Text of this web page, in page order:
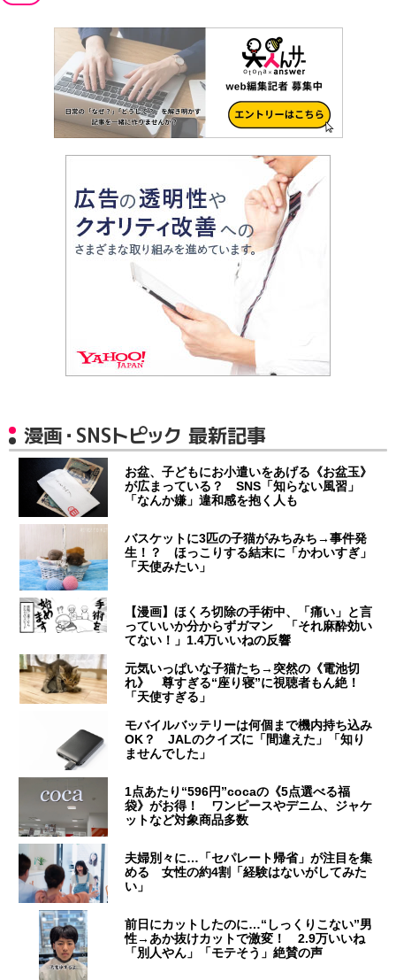
漫画・SNSトピック 最新記事
お盆、子どもにお小遣いをあげる《お盆玉》
が広まっている？ SNS「知らない風習」
「なんか嫌」違和感を抱く人も
バスケットに3匹の子猫がみちみち→事件発
生！？ ほっこりする結末に「かわいすぎ」
「天使みたい」
【漫画】ほくろ切除の手術中、「痛い」と言
っていいか分からずガマン 「それ麻酔効い
てない！」1.4万いいねの反響
元気いっぱいな子猫たち→突然の《電池切
れ》 尊すぎる“座り寝”に視聴者もん絶！
「天使すぎる」
モバイルバッテリーは何個まで機内持ち込み
OK？ JALのクイズに「間違えた」「知り
ませんでした」
1点あたり“596円”cocaの《5点選べる福
袋》がお得！ ワンピースやデニム、ジャケ
ットなど対象商品多数
夫婦別々に…「セパレート帰省」が注目を集
める 女性の約4割「経験はないがしてみた
い」
前日にカットしたのに…“しっくりこない”男
性→あか抜けカットで激変！ 2.9万いいね
「別人やん」「モテそう」絶賛の声